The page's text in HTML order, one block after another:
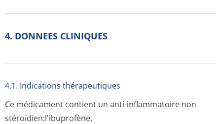
4. DONNEES CLINIQUES
4.1. Indications thérapeutiques
Ce médicament contient un anti-inflammatoire non
stéroïdien:l'i­buprofène.